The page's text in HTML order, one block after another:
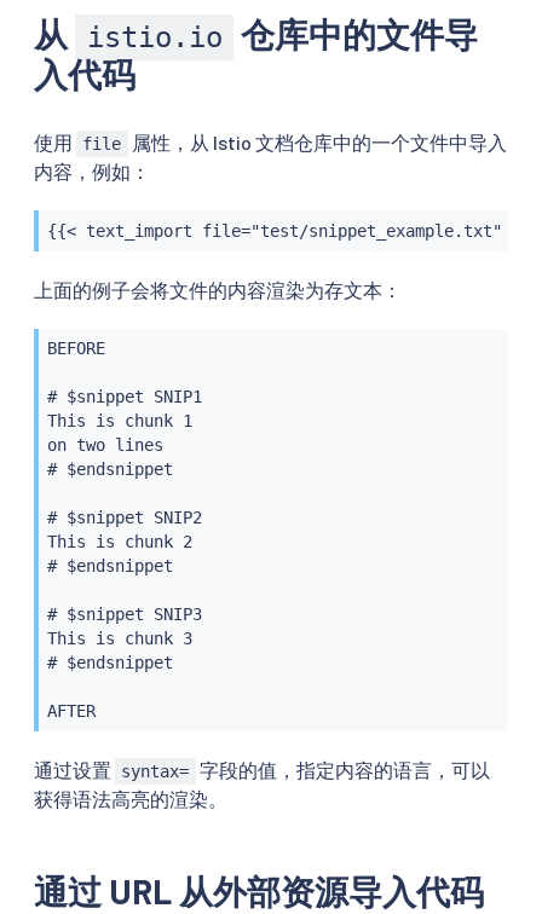
从 istio.io 仓库中的文件导
入代码
使用 file
属性，从 Istio 文档仓库中的一个文件中导入
内容，例如：
{{< text_import file="test/snippet_example.txt"
上面的例子会将文件的内容渲染为存文本：
BEFORE
# $snippet SNIP1
This is chunk 1
on two lines
# $endsnippet
# $snippet SNIP2
This is chunk 2
# $endsnippet
# $snippet SNIP3
This is chunk 3
# $endsnippet
AFTER
通过设置 syntax= 字段的值，指定内容的语言，可以
获得语法高亮的渲染。
通过 URL 从外部资源导入代码